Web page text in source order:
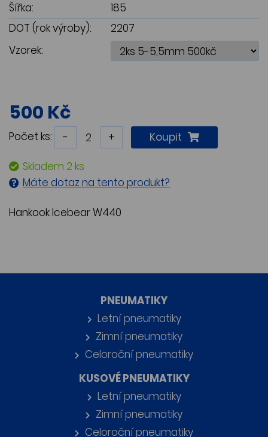
Šířka:
185
DOT (rok výroby):
2207
Vzorek:
500 Kč
Počet ks: - + Koupit
Skladem 2 ks
Máte dotaz na tento produkt?
Hankook Icebear W440
PNEUMATIKY
Letní pneumatiky
Zimní pneumatiky
Celoroční pneumatiky
KUSOVÉ PNEUMATIKY
Letní pneumatiky
Zimní pneumatiky
Celoroční pneumatiky